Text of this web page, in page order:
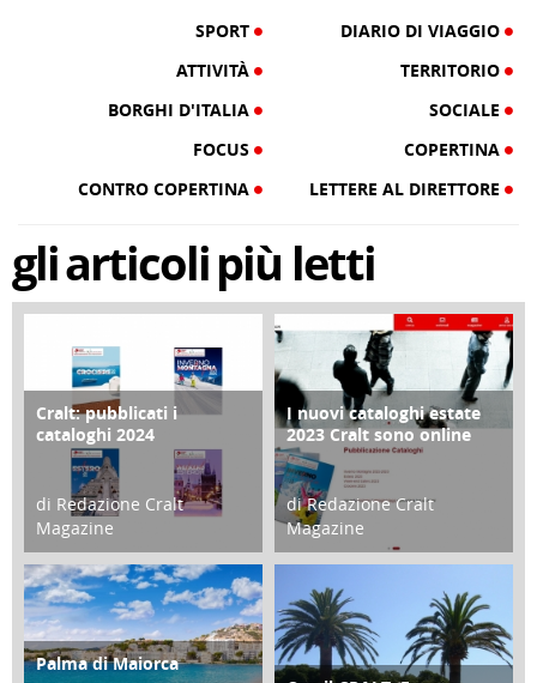
SPORT
DIARIO DI VIAGGIO
ATTIVITÀ
TERRITORIO
BORGHI D'ITALIA
SOCIALE
FOCUS
COPERTINA
CONTRO COPERTINA
LETTERE AL DIRETTORE
gliarticolipiù letti
COPERTINA
Cralt: pubblicati i
cataloghi 2024
di Redazione Cralt
Magazine
21 Novembre 2023
CONTRO COPERTINA
I nuovi cataloghi estate
2023 Cralt sono online
di Redazione Cralt
Magazine
07 Marzo 2023
ATTIVITÀ
Palma di Maiorca